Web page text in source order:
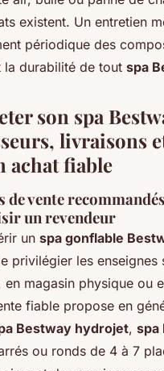
existent. Un entretien
périodique des
la durabilité de tout spa
son spa
livraisons
achat fiable
de vente
un revendeur
un spa gonflable
privilégier les enseignes
en magasin physique ou
fiable propose en
Bestway hydrojet, spa
ou ronds de 4 à 7